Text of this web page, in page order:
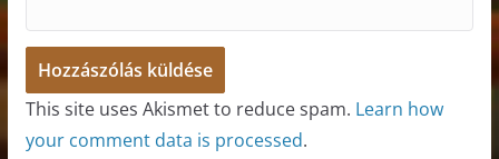
This site uses Akismet to reduce spam. Learn how
your comment data is processed.